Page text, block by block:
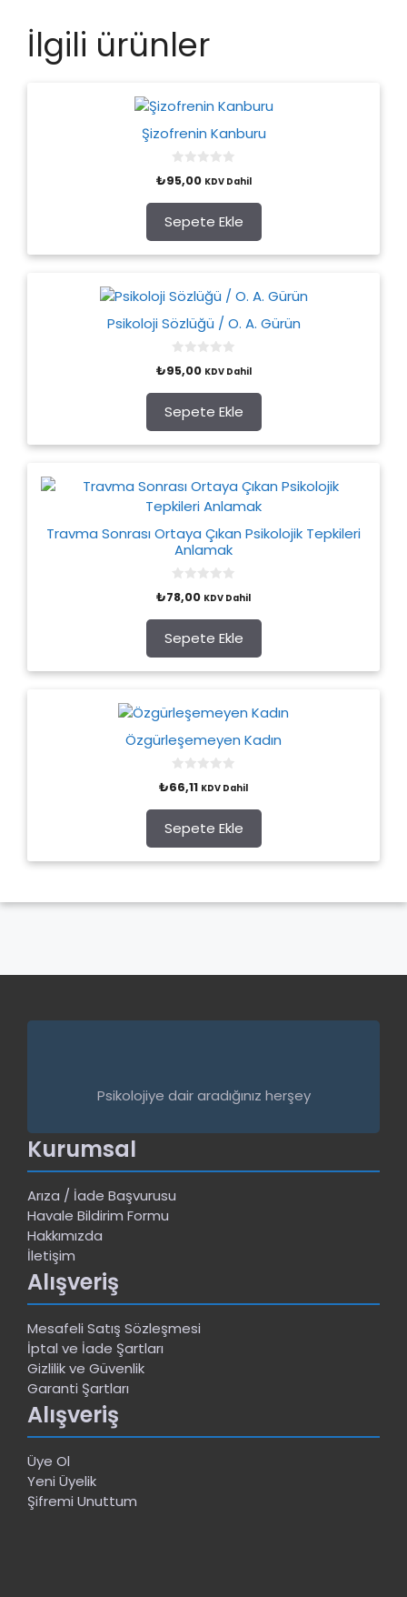
İlgili ürünler
Şizofrenin Kanburu
0
o
t
o
f
5
₺95,00 KDV Dahil
Sepete Ekle
Psikoloji Sözlüğü / O. A. Gürün
o
t
o
f
5
₺95,00 KDV Dahil
Sepete Ekle
Travma Sonrası Ortaya Çıkan Psikolojik Tepkileri
Anlamak
o
t
o
f
5
₺78,00 KDV Dahil
Sepete Ekle
Özgürleşemeyen Kadın
o
t
o
f
5
₺66,11 KDV Dahil
Sepete Ekle
Psikolojiye dair aradığınız herşey
Kurumsal
Arıza / İade Başvurusu
Havale Bildirim Formu
Hakkımızda
İletişim
Alışveriş
Mesafeli Satış Sözleşmesi
İptal ve İade Şartları
Gizlilik ve Güvenlik
Garanti Şartları
Alışveriş
Üye Ol
Yeni Üyelik
Şifremi Unuttum